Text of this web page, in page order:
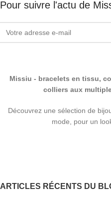
Pour suivre l'actu de
Missiu - bracelets en tissu,
colliers aux
Découvrez une sélection de
mode, pour un
ARTICLES RÉCENTS DU